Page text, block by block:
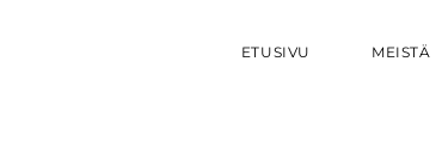
ETUSIVU MEISTÄ